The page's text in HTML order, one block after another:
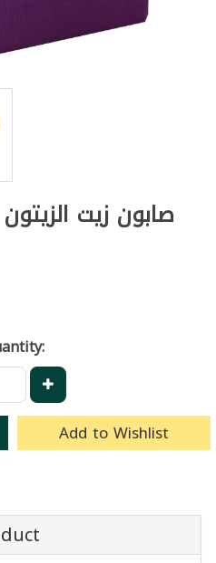
صابون زيت الزيتون
Add to Wishlist